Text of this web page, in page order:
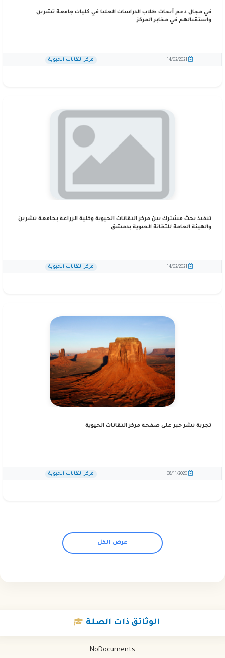
في مجال دعم أبحاث طلاب الدراسات العليا في كليات جامعة تشرين
واستقبالهم في مخابر المركز
مركز التقانات الحيوية
تنفيذ بحث مشترك بين مركز التقانات الحيوية وكلية الزراعة بجامعة تشرين
والهيئة العامة للتقانة الحيوية بدمشق
مركز التقانات الحيوية
تجربة نشر خبر على صفحة مركز التقانات الحيوية
08/11/2020 مركز التقانات الحيوية
عرض الكل
الوثائقذات الصلة
NoDocuments